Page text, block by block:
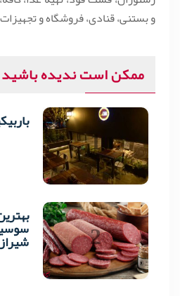
و بستنی، قنادی، فروشگاه و
ممکن است ندیده باشید
1
2 شیراز